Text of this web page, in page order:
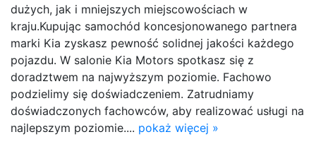
dużych, jak i mniejszych miejscowościach w
kraju.Kupując samochód koncesjonowanego partnera
marki Kia zyskasz pewność solidnej jakości każdego
pojazdu. W salonie Kia Motors spotkasz się z
doradztwem na najwyższym poziomie. Fachowo
podzielimy się doświadczeniem. Zatrudniamy
doświadczonych fachowców, aby realizować usługi na
najlepszym poziomie.... pokaż więcej »